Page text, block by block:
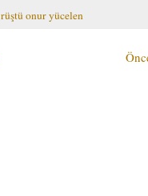
rüştü onur yücelen